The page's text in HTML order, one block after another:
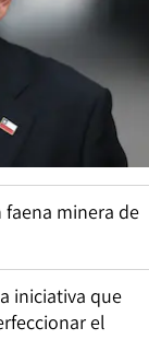
minera de
iniciativa que
el